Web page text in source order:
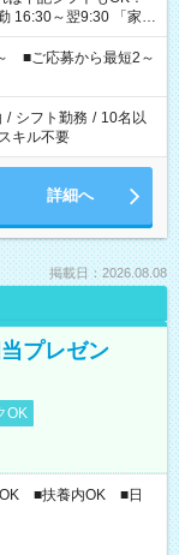
～翌9:30 「家族
の準備がしたい」
希望を教えてください
週40時間を超える場
■ご応募から最短2～
/ シフト勤務 / 10名以
キル不要
詳細へ
掲載日：2026.08.08
プレゼン
OK
OK ■扶養内OK ■日